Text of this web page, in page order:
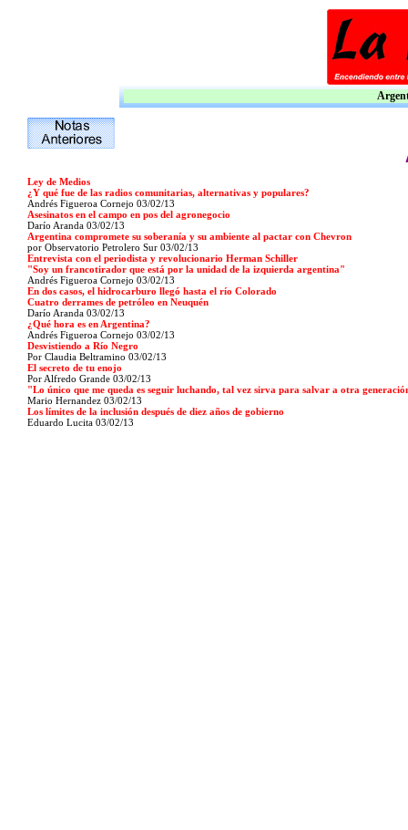
Ley de Medios
¿Y qué fue de las radios comunitarias, alternativas y populares?
Andrés Figueroa Cornejo 03/02/13
Asesinatos en el campo en pos del agronegocio
Darío Aranda 03/02/13
Argentina compromete su soberanía y su ambiente al pactar con Chevron
por Observatorio Petrolero Sur 03/02/13
Entrevista con el periodista y revolucionario Herman Schiller
"Soy un francotirador que está por la unidad de la izquierda argentina"
Andrés Figueroa Cornejo 03/02/13
En dos casos, el hidrocarburo llegó hasta el río Colorado
Cuatro derrames de petróleo en Neuquén
Darío Aranda 03/02/13
¿Qué hora es en Argentina?
Andrés Figueroa Cornejo 03/02/13
Desvistiendo a Río Negro
Por Claudia Beltramino 03/02/13
El secreto de tu enojo
Por Alfredo Grande 03/02/13
"Lo único que me queda es seguir luchando, tal vez sirva para salvar a otra
Mario Hernandez 03/02/13
Los límites de la inclusión después de diez años de gobierno
Eduardo Lucita 03/02/13